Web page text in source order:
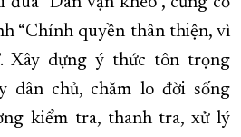
“Chính quyền thân thiện, vì
Xây dựng ý thức tôn trọng
dân chủ, chăm lo đời sống
kiểm tra, thanh tra, xử lý